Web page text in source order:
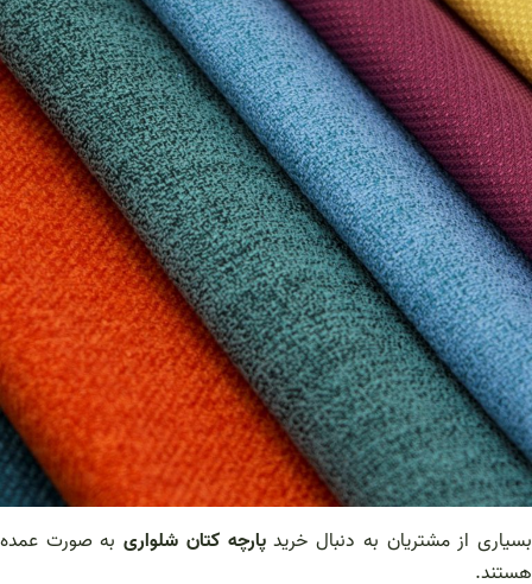
بسیاری از مشتریان به دنبال خریدپارچه کتان شلواریبه صورت عمده
هستند.